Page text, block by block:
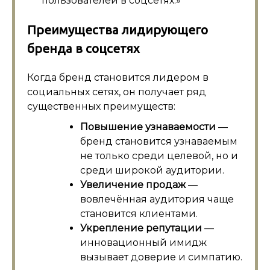
Преимущества лидирующего
бренда в соцсетях
Когда бренд становится лидером в
социальных сетях, он получает ряд
существенных преимуществ:
Повышение узнаваемости —
бренд становится узнаваемым
не только среди целевой, но и
среди широкой аудитории.
Увеличение продаж—
вовлечённая аудитория чаще
становится клиентами.
Укрепление репутации —
инновационный имидж
вызывает доверие и симпатию.